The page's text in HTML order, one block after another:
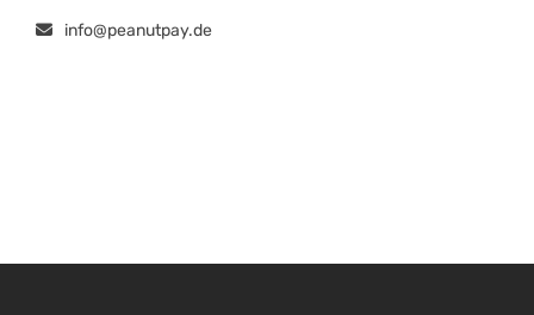
info@peanutpay.de